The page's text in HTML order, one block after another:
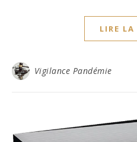
LIRE
Vigilance Pandémie